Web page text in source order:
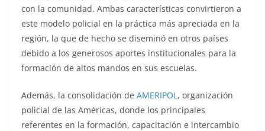
con la comunidad. Ambas características convirtieron a
este modelo policial en la práctica más apreciada en la
región, la que de hecho se diseminó en otros países
debido a los generosos aportes institucionales para la
formación de altos mandos en sus escuelas.
Además, la consolidación de AMERIPOL , organización
policial de las Américas, donde los principales
referentes en la formación, capacitación e intercambio